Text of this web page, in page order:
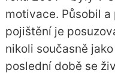
motivace. Působil
pojištění je
nikoli současně
poslední době se